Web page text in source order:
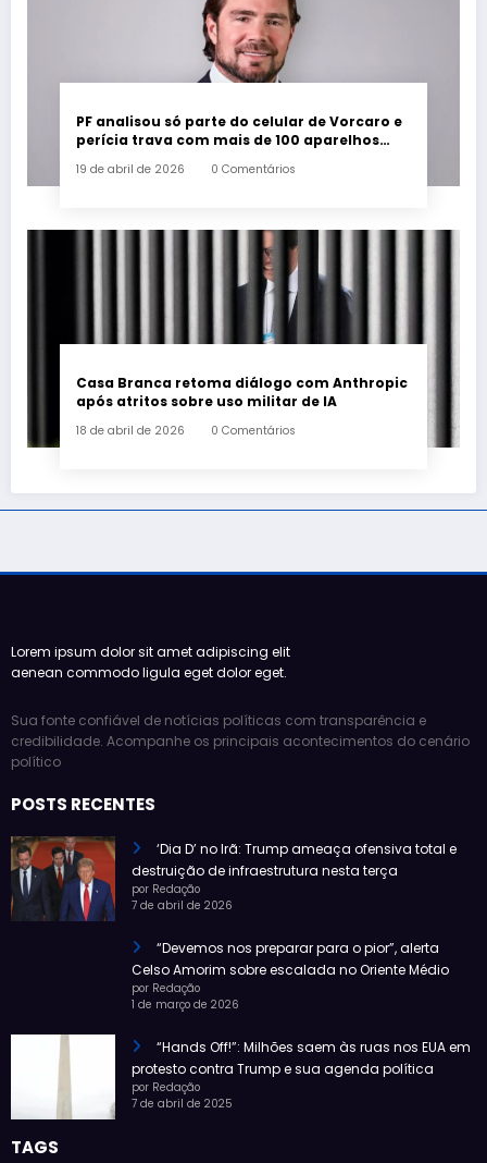
PF analisou só parte do celular de Vorcaro e
perícia trava com mais de 100 aparelhos
19 de abril de 2026 0 Comentários
Casa Branca retoma diálogo com Anthropic
após atritos sobre uso militar de IA
18 de abril de 2026 0 Comentários
Lorem ipsum dolor sit amet adipiscing elit
aenean commodo ligula eget dolor eget.
Sua fonte confiável de notícias políticas com transparência e
credibilidade. Acompanhe os principais acontecimentos do cenário
político
POSTS RECENTES
‘Dia D’ no Irã: Trump ameaça ofensiva total e
destruição de infraestrutura nesta terça
por Redação
7 de abril de 2026
“Devemos nos preparar para o pior”, alerta
Celso Amorim sobre escalada no Oriente Médio
por Redação
1 de março de 2026
“Hands Off!”: Milhões saem às ruas nos EUA em
protesto contra Trump e sua agenda política
por Redação
7 de abril de 2025
TAGS